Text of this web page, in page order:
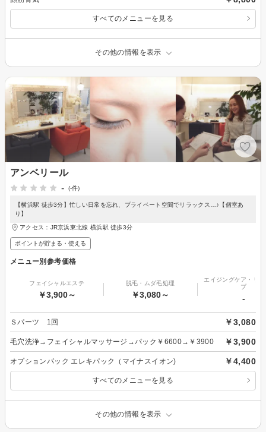
すべてのメニューを見る
その他の情報を表示
アンベリール
-
(-件)
【横浜駅 徒歩3分】忙しい日常を忘れ、プライベート空間でリラックス…♪【個室あ
り】
アクセス：JR京浜東北線 横浜駅 徒歩3分
ポイントが貯まる・使える
メニュー別参考価格
フェイシャルエステ
￥3,900～
脱毛・ムダ毛処理
￥3,080～
エイジングケア・リ
プ
-
Ｓパーツ 1回 ￥3,080
毛穴洗浄→フェイシャルマッサージ→パック￥6600→￥3900 ￥3,900
オプションパック エレキパック（マイナスイオン) ￥4,400
すべてのメニューを見る
その他の情報を表示